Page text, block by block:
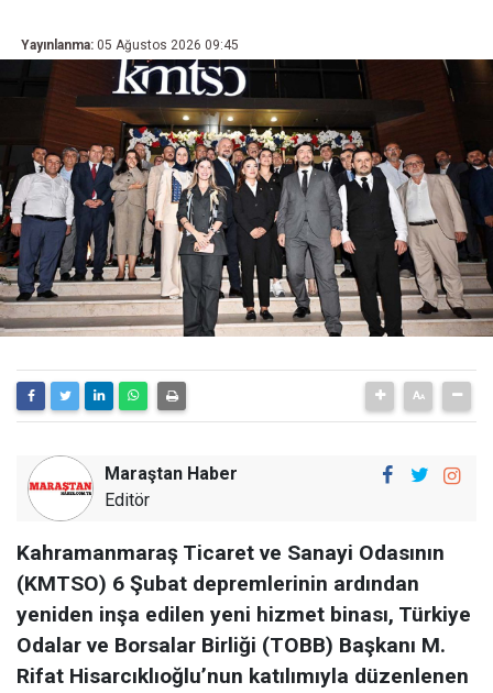
Yayınlanma: 05 Ağustos 2026 09:45
Maraştan Haber
Editör
Kahramanmaraş Ticaret ve Sanayi Odasının
(KMTSO) 6 Şubat depremlerinin ardından
yeniden inşa edilen yeni hizmet binası, Türkiye
Odalar ve Borsalar Birliği (TOBB) Başkanı M.
Rifat Hisarcıklıoğlu’nun katılımıyla düzenlenen